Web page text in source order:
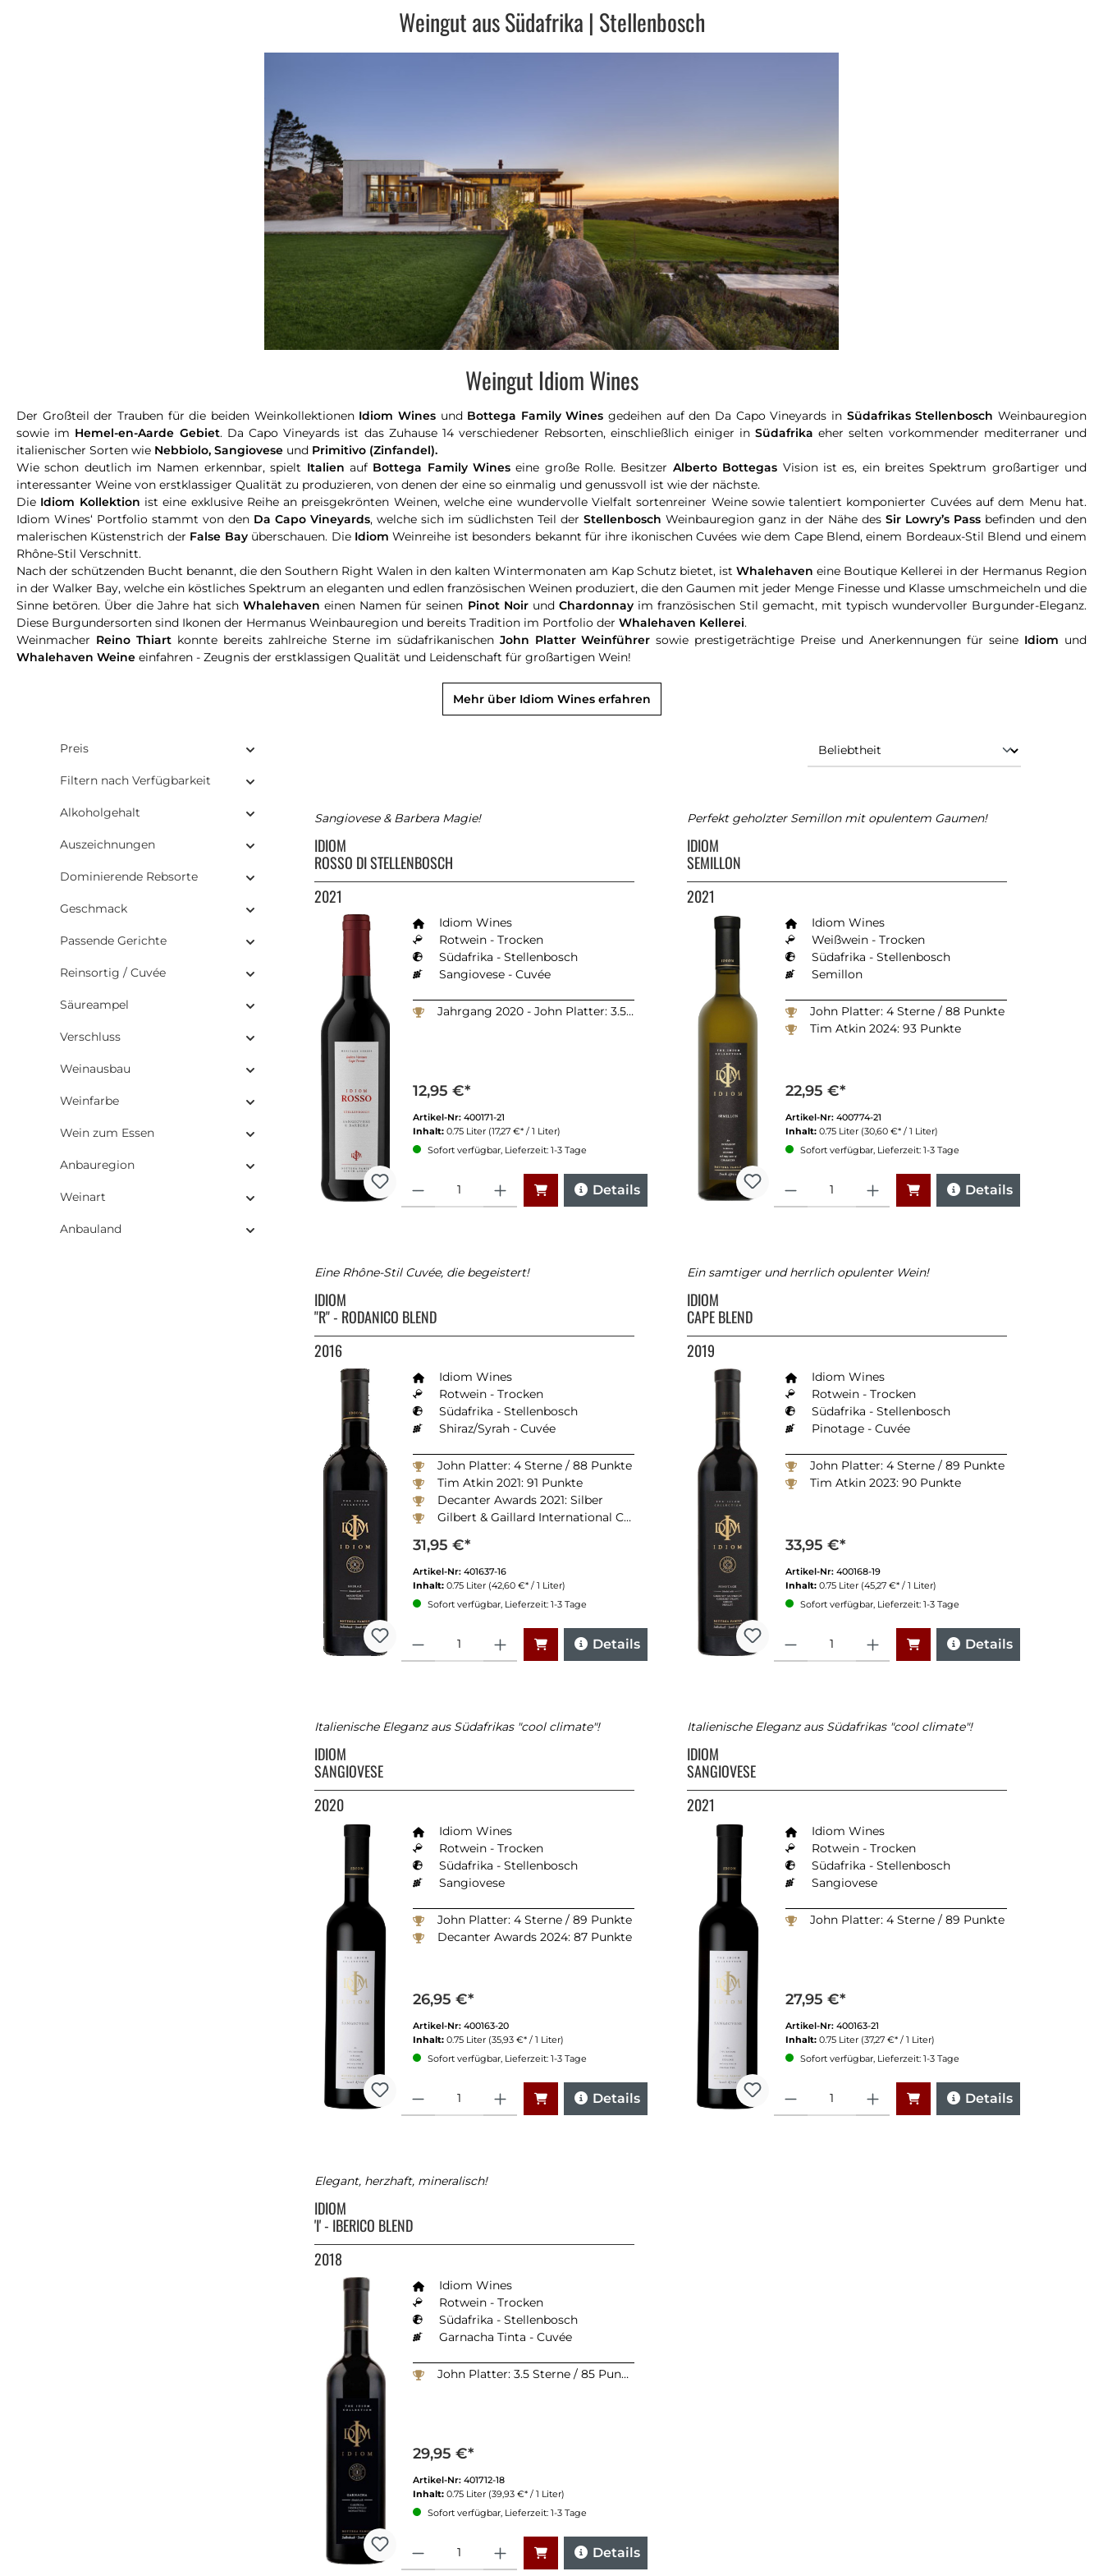
Weingut aus Südafrika | Stellenbosch
Weingut Idiom Wines
Der Großteil der Trauben für die beiden Weinkollektionen Idiom Winesund Bottega Family Wines gedeihen auf den Da Capo Vineyards in Südafrikas Stellenbosch Weinbauregion
sowie im Hemel-en-Aarde Gebiet. Da Capo Vineyards ist das Zuhause 14 verschiedener Rebsorten, einschließlich einiger inSüdafrika eher selten vorkommender mediterraner und
italienischer Sorten wie Nebbiolo, Sangiovese und Primitivo (Zinfandel).
Wie schon deutlich im Namen erkennbar, spielt Italien auf Bottega Family Wines eine große Rolle. Besitzer Alberto Bottegas Vision ist es, ein breites Spektrum großartiger und
interessanter Weine von erstklassiger Qualität zu produzieren, von denen der eine so einmalig und genussvoll ist wie der nächste.
Die Idiom Kollektion ist eine exklusive Reihe an preisgekrönten Weinen, welche eine wundervolle Vielfalt sortenreiner Weine sowie talentiert komponierter Cuvées auf dem Menu hat.
Idiom Wines‘ Portfolio stammt von den Da Capo Vineyards, welche sich im südlichsten Teil der Stellenbosch Weinbauregion ganz in der Nähe des Sir Lowry’s Pass befinden und den
malerischen Küstenstrich der False Bayüberschauen. Die Idiom Weinreihe ist besonders bekannt für ihre ikonischen Cuvées wie dem Cape Blend, einem Bordeaux-Stil Blend und einem
Rhône-Stil Verschnitt.
Nach der schützenden Bucht benannt, die den Southern Right Walen in den kalten Wintermonaten am Kap Schutz bietet, ist Whalehaven eine Boutique Kellerei in der Hermanus Region
in der Walker Bay, welche ein köstliches Spektrum an eleganten und edlen französischen Weinen produziert, die den Gaumen mit jeder Menge Finesse und Klasse umschmeicheln und die
Sinne betören. Über die Jahre hat sichWhalehaven einen Namen für seinen Pinot Noirund Chardonnayim französischen Stil gemacht, mit typisch wundervoller Burgunder-Eleganz.
Diese Burgundersorten sind Ikonen der Hermanus Weinbauregion und bereits Tradition im Portfolio der Whalehaven Kellerei.
Weinmacher Reino Thiartkonnte bereits zahlreiche Sterne im südafrikanischen John Platter Weinführer sowie prestigeträchtige Preise und Anerkennungen für seine Idiom und
Whalehaven Weine einfahren - Zeugnis der erstklassigen Qualität und Leidenschaft für großartigen Wein!
Mehr über Idiom Wines erfahren
Preis
Filtern nach Verfügbarkeit
Alkoholgehalt
Auszeichnungen
Dominierende Rebsorte
Geschmack
Passende Gerichte
Reinsortig / Cuvée
Säureampel
Verschluss
Weinausbau
Weinfarbe
Wein zum Essen
Anbauregion
Weinart
Anbauland
Sangiovese & Barbera Magie!
IDIOM
ROSSO DI STELLENBOSCH
2021
Idiom Wines
Rotwein - Trocken
Südafrika - Stellenbosch
Sangiovese - Cuvée
Jahrgang 2020 - John Platter: 3.5 Sterne
12,95 €*
Artikel-Nr: 400171-21
Inhalt: 0.75 Liter (17,27 €* / 1 Liter)
Sofort verfügbar, Lieferzeit: 1-3 Tage
Details
Perfekt geholzter Semillon mit opulentem Gaumen!
IDIOM
SEMILLON
2021
Idiom Wines
Weißwein - Trocken
Südafrika - Stellenbosch
Semillon
John Platter: 4 Sterne / 88 Punkte
Tim Atkin 2024: 93 Punkte
22,95 €*
Artikel-Nr: 400774-21
Inhalt: 0.75 Liter (30,60 €* / 1 Liter)
Sofort verfügbar, Lieferzeit: 1-3 Tage
Details
Eine Rhône-Stil Cuvée, die begeistert!
IDIOM
"R" - RODANICO BLEND
2016
Idiom Wines
Rotwein - Trocken
Südafrika - Stellenbosch
Shiraz/Syrah - Cuvée
John Platter: 4 Sterne / 88 Punkte
Tim Atkin 2021: 91 Punkte
Decanter Awards 2021: Silber
Gilbert & Gaillard International Challenge 2021: Doppel-Gold
31,95 €*
Artikel-Nr: 401637-16
Inhalt: 0.75 Liter (42,60 €* / 1 Liter)
Sofort verfügbar, Lieferzeit: 1-3 Tage
Details
Ein samtiger und herrlich opulenter Wein!
IDIOM
CAPE BLEND
2019
Idiom Wines
Rotwein - Trocken
Südafrika - Stellenbosch
Pinotage - Cuvée
John Platter: 4 Sterne / 89 Punkte
Tim Atkin 2023: 90 Punkte
33,95 €*
Artikel-Nr: 400168-19
Inhalt: 0.75 Liter (45,27 €* / 1 Liter)
Sofort verfügbar, Lieferzeit: 1-3 Tage
Details
Italienische Eleganz aus Südafrikas "cool climate"!
IDIOM
SANGIOVESE
2020
Idiom Wines
Rotwein - Trocken
Südafrika - Stellenbosch
Sangiovese
John Platter: 4 Sterne / 89 Punkte
Decanter Awards 2024: 87 Punkte
26,95 €*
Artikel-Nr: 400163-20
Inhalt: 0.75 Liter (35,93 €* / 1 Liter)
Sofort verfügbar, Lieferzeit: 1-3 Tage
Details
Italienische Eleganz aus Südafrikas "cool climate"!
IDIOM
SANGIOVESE
2021
Idiom Wines
Rotwein - Trocken
Südafrika - Stellenbosch
Sangiovese
John Platter: 4 Sterne / 89 Punkte
27,95 €*
Artikel-Nr: 400163-21
Inhalt: 0.75 Liter (37,27 €* / 1 Liter)
Sofort verfügbar, Lieferzeit: 1-3 Tage
Details
Elegant, herzhaft, mineralisch!
IDIOM
'I' - IBERICO BLEND
2018
Idiom Wines
Rotwein - Trocken
Südafrika - Stellenbosch
Garnacha Tinta - Cuvée
John Platter: 3.5 Sterne / 85 Punkte
29,95 €*
Artikel-Nr: 401712-18
Inhalt: 0.75 Liter (39,93 €* / 1 Liter)
Sofort verfügbar, Lieferzeit: 1-3 Tage
Details